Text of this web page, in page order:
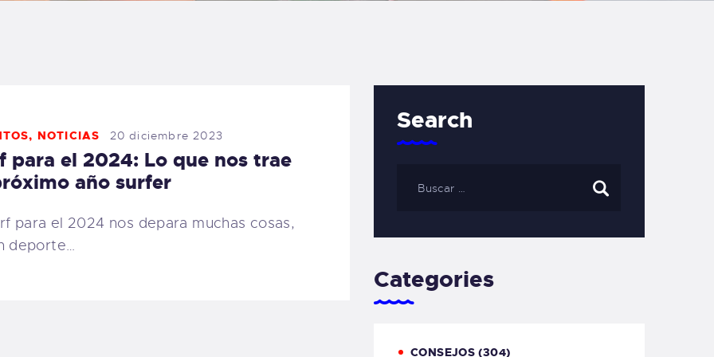
CARRITO
FAMILY
, NOTICIAS 20 diciembre 2023
para el 2024: Lo que nos trae
año surfer
para el 2024 nos depara muchas cosas,
deporte…
Search
Categories
CONSEJOS (304)